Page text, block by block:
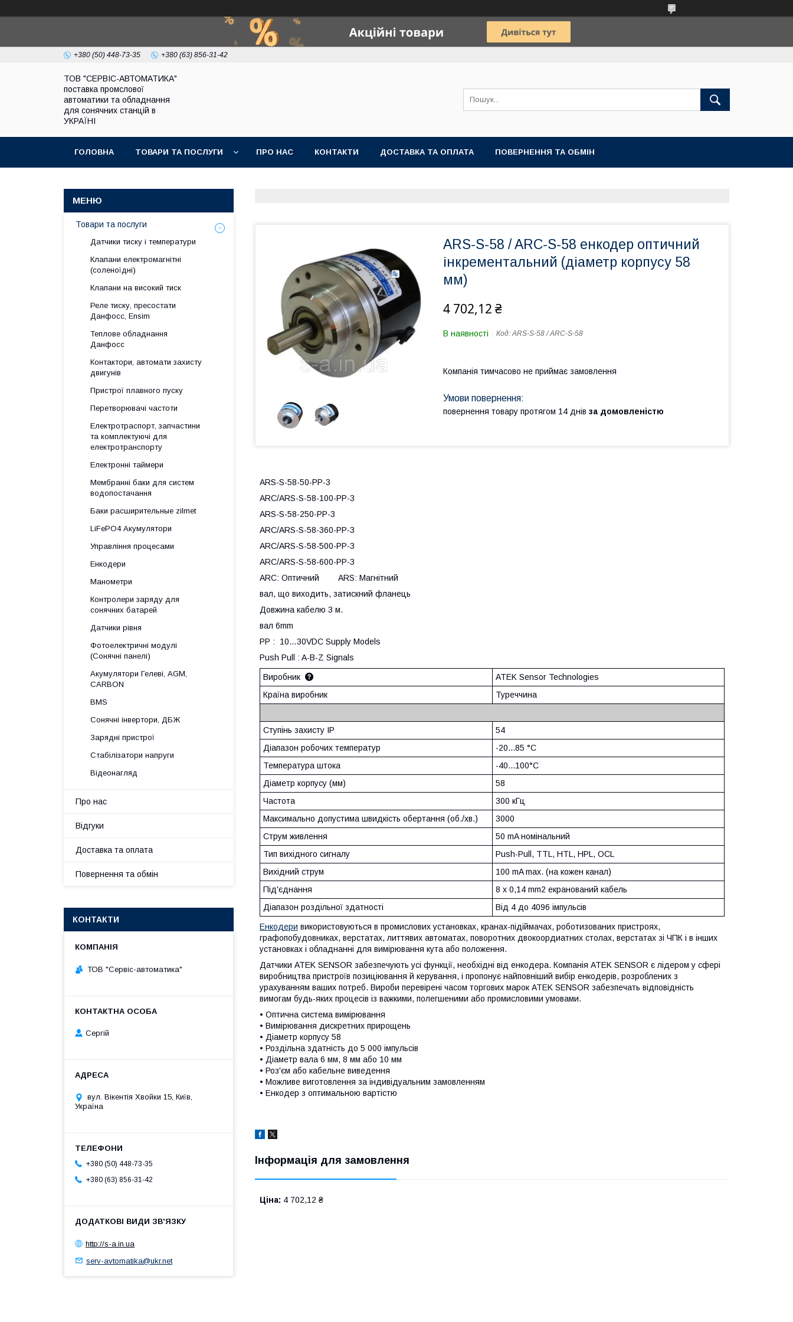
+380 (50) 448-73-35 +380 (63) 856-31-42
ТОВ "СЕРВІС-АВТОМАТИКА"
поставка промслової
автоматики та обладнання
для сонячних станцій в
УКРАЇНІ
ГОЛОВНА ТОВАРИ ТА ПОСЛУГИ ПРО НАС КОНТАКТИ ДОСТАВКА ТА ОПЛАТА ПОВЕРНЕННЯ ТА ОБМІН
ARS-S-58 / ARC-S-58 енкодер оптичний
інкрементальний (діаметр корпусу 58
мм)
4 702,12 ₴
В наявності Код:ARS-S-58 / ARC-S-58
Компанія тимчасово не приймає замовлення
повернення товару протягом 14 днів за домовленістю
ARS-S-58-50-PP-3
ARC/ARS-S-58-100-PP-3
ARS-S-58-250-PP-3
ARC/ARS-S-58-360-PP-3
ARC/ARS-S-58-500-PP-3
ARC/ARS-S-58-600-PP-3
ARC: Оптичний ARS: Магнітний
вал, що виходить, затискний фланець
Довжина кабелю 3 м.
вал 6mm
PP : 10…30VDC Supply Models
Push Pull : A-B-Z Signals
Виробник
ATEK Sensor Technologies
Країна виробник
Туреччина
Ступінь захисту IP
54
Діапазон робочих температур
-20...85 °C
Температура штока
-40...100°C
Діаметр корпусу (мм)
58
Частота
300 кГц
Максимально допустима швидкість обертання (об./хв.)
3000
Струм живлення
50 mA номінальний
Тип вихідного сигналу
Push-Pull, TTL, HTL, HPL, OCL
Вихідний струм
100 mA max. (на кожен канал)
Під'єднання
8 x 0,14 mm2 екранований кабель
Діапазон роздільної здатності
Від 4 до 4096 імпульсів
Енкодери використовуються в промислових установках, кранах-підіймачах, роботизованих пристроях,
графопобудовниках, верстатах, литтявих автоматах, поворотних двокоордиатних столах, верстатах зі ЧПК і в інших
установках і обладнанні для вимірювання кута або положення.
Датчики ATEK SENSOR забезпечують усі функції, необхідні від енкодера. Компанія ATEK SENSOR є лідером у сфері
виробництва пристроїв позиціювання й керування, і пропонує найповніший вибір енкодерів, розроблених з
урахуванням ваших потреб. Вироби перевірені часом торгових марок ATEK SENSOR забезпечать відповідність
вимогам будь-яких процесів із важкими, полегшеними або промисловими умовами.
• Оптична система вимірювання
• Вимірювання дискретних прирощень
• Діаметр корпусу 58
• Роздільна здатність до 5 000 імпульсів
• Діаметр вала 6 мм, 8 мм або 10 мм
• Роз'єм або кабельне виведення
• Можливе виготовлення за індивідуальним замовленням
• Енкодер з оптимальною вартістю
Інформація для замовлення
Ціна: 4 702,12 ₴
Товари та послуги
Датчики тиску і температури
Клапани електромагнітні
(соленоїдні)
Клапани на високий тиск
Реле тиску, пресостати
Данфосс, Ensim
Теплове обладнання
Данфосс
Контактори, автомати захисту
двигунів
Пристрої плавного пуску
Перетворювачі частоти
Електротраспорт, запчастини
та комплектуючі для
електротранспорту
Електронні таймери
Мембранні баки для систем
водопостачання
Баки расширительные zilmet
LiFePO4 Акумулятори
Управління процесами
Енкодери
Манометри
Контролери заряду для
сонячних батарей
Датчики рівня
Фотоелектричні модулі
(Сонячні панелі)
Акумулятори Гелеві, AGM,
CARBON
BMS
Сонячні інвертори, ДБЖ
Зарядні пристрої
Стабілізатори напруги
Відеонагляд
Про нас
Відгуки
Доставка та оплата
Повернення та обмін
КОНТАКТИ
ТОВ "Сервіс-автоматика"
Сергій
вул. Вікентія Хвойки 15, Київ,
Україна
+380 (50) 448-73-35
+380 (63) 856-31-42
http://s-a.in.ua
serv-avtomatika@ukr.net